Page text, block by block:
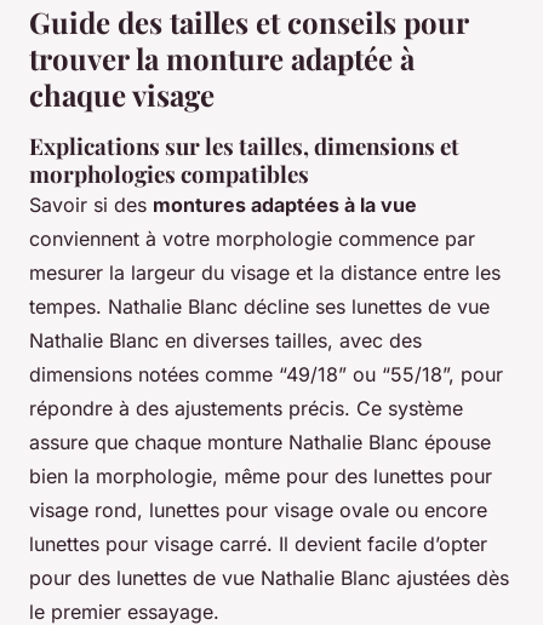
Guide des tailles et conseils pour
trouver la monture adaptée à
chaque visage
Explications sur les tailles, dimensions et
morphologies compatibles
Savoir si des montures adaptées à la vue
conviennent à votre morphologie commence par
mesurer la largeur du visage et la distance entre les
tempes. Nathalie Blanc décline ses lunettes de vue
Nathalie Blanc en diverses tailles, avec des
dimensions notées comme “49/18” ou “55/18”, pour
répondre à des ajustements précis. Ce système
assure que chaque monture Nathalie Blanc épouse
bien la morphologie, même pour des lunettes pour
visage rond, lunettes pour visage ovale ou encore
lunettes pour visage carré. Il devient facile d’opter
pour des lunettes de vue Nathalie Blanc ajustées dès
le premier essayage.